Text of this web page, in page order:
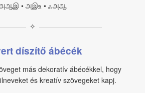
• அஇஉ • ஃஅஆ
✧
díszítő ábécék
más dekoratív ábécékkel, hogy
és kreatív szövegeket kapj.